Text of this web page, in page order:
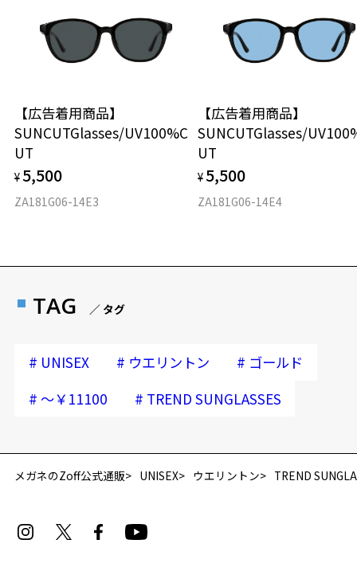
【広告着用商品】
SUNCUTGlasses/UV100%C
UT
¥ 5,500
ZA181G06-14E3
【広告着用商品】
SUNCUTGlasses/
UT
¥ 5,500
ZA181G06-14E4
TAG ／ タグ
# UNISEX # ウエリントン # ゴールド
# ～￥11100 # TREND SUNGLASSES
メガネのZoff公式通販 UNISEX ウエリントン TREND